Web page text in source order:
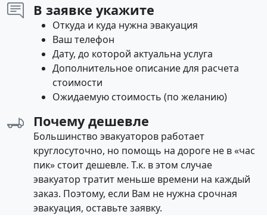
В заявке укажите
Откуда и куда нужна эвакуация
Ваш телефон
Дату, до которой актуальна услуга
Дополнительное описание для расчета
стоимости
Ожидаемую стоимость (по желанию)
Почему дешевле
Большинство эвакуаторов работает
круглосуточно, но помощь на дороге не в «час
пик» стоит дешевле. Т.к. в этом случае
эвакуатор тратит меньше времени на каждый
заказ. Поэтому, если Вам не нужна срочная
эвакуация, оставьте заявку.